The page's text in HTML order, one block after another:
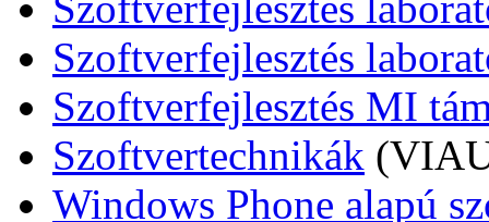
Szoftverfejlesztés
Szoftverfejlesztés MI
Szoftvertechnikák
Windows Phone alapú